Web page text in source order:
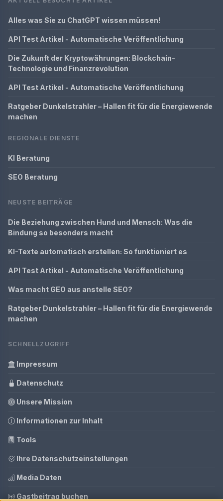
Alles was Sie zu ChatGPT wissen müssen!
API Test Artikel - Automatische Veröffentlichung
Die Zukunft der Kryptowährungen: Blockchain-
Technologie und Finanzrevolution
API Test Artikel - Automatische Veröffentlichung
Ratgeber Dunkelstrahler – Hallen fit für die Energiewende
machen
REGIONALE DIENSTE
KI Beratung
SEO Beratung
NEUSTE BEITRÄGE
Die Beziehung zwischen Hund und Mensch: Was die
Bindung so besonders macht
KI-Texte automatisch erstellen: So funktioniert es
API Test Artikel - Automatische Veröffentlichung
Was macht GEO aus anstelle SEO?
Ratgeber Dunkelstrahler – Hallen fit für die Energiewende
machen
SCHNELLZUGRIFF
Impressum
Datenschutz
Unsere Mission
Informationen zur Inhalt
Tools
Ihre Datenschutzeinstellungen
Media Daten
Gastbeitrag buchen